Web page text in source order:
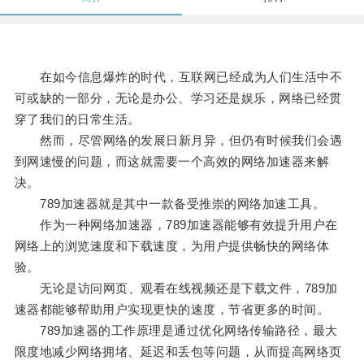
在如今信息爆炸的时代，互联网已经成为人们生活中不
可或缺的一部分，无论是办公、学习还是娱乐，网络已经贯
穿了我们的日常生活。
然而，尽管网络的发展日新月异，但仍有时候我们会遇
到网速慢的问题，而这就需要一个高效的网络加速器来解
决。
789加速器就是其中一款备受推崇的网络加速工具。
作为一种网络加速器，789加速器能够有效提升用户在
网络上的浏览速度和下载速度，为用户提供畅快的网络体
验。
无论是访问网页、观看在线视频还是下载文件，789加
速器都能够帮助用户实现更快的速度，节省更多的时间。
789加速器的工作原理是通过优化网络传输路径，最大
限度地减少网络拥堵、延迟和丢包等问题，从而提高网络页